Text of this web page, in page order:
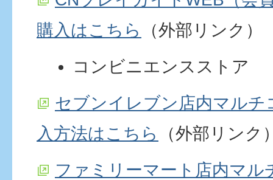
購入はこちら
（外部リンク）
コンビニエンスストア
セブンイレブン店内マルチ
入方法はこちら
（外部リンク
ファミリーマート店内マル